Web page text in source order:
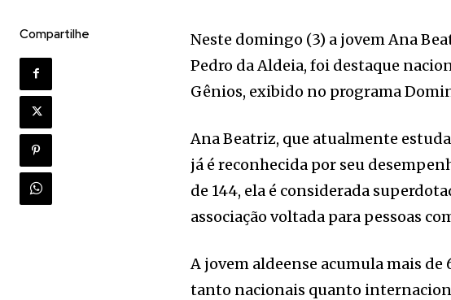
Compartilhe
Neste domingo (3) a jovem Ana
Pedro da Aldeia, foi destaque
Gênios, exibido no programa
Ana Beatriz, que atualmente
já é reconhecida por seu
de 144, ela é considerada
associação voltada para pessoas
A jovem aldeense acumula mais
tanto nacionais quanto